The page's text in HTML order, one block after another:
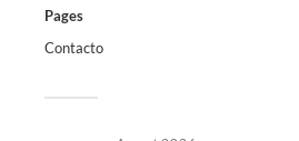
Pages
Contacto